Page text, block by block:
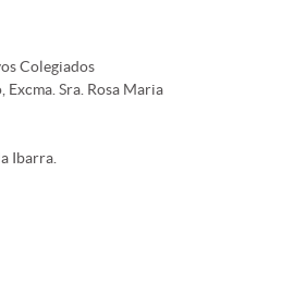
Colegiados
Sra. Rosa Maria
Ibarra.